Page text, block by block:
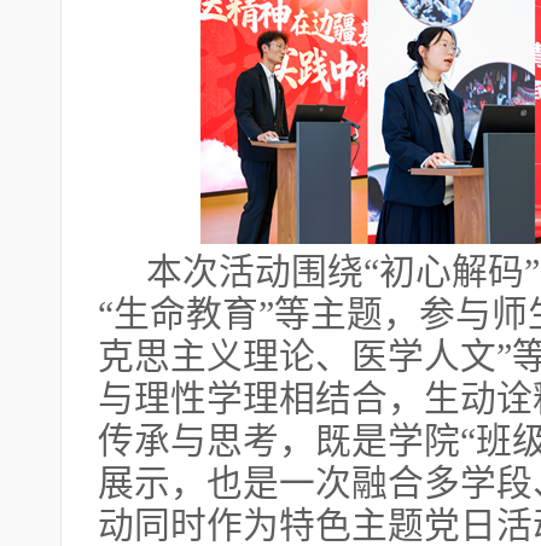
本次活动围绕“初心解码
“生命教育”等主题，参与
克思主义理论、医学人文”
与理性学理相结合，生动
传承与思考，既是学院“班
展示，也是一次融合多学
动同时作为特色主题党日